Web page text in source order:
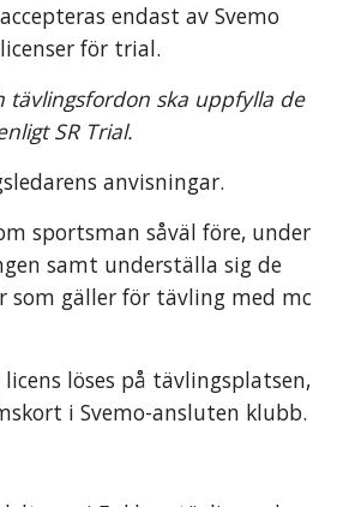
endast av Svemo
för trial.
tävlingsfordon ska uppfylla de
SR Trial.
anvisningar.
sportsman såväl före, under
samt underställa sig de
som gäller för tävling med mc
löses på tävlingsplatsen,
i Svemo-ansluten klubb.